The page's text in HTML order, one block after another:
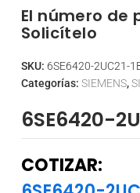
El número de
Solicítelo
SKU: 6SE6420-2UC21-
Categorías: SIEMENS,
6SE6420-
COTIZAR: